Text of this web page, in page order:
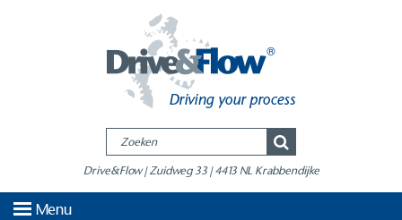
Drive&Flow | Zuidweg 33 | 4413 NL Krabbendijke
Menu